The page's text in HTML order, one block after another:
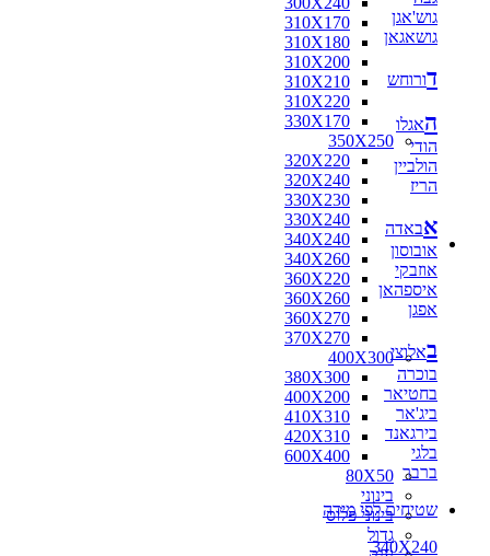
310X170
310X180
310X200
310X210
310X220
330X170
350X250
320X220
320X240
330X230
330X240
340X240
340X260
360X220
360X260
360X270
370X270
400X300
380X300
400X200
410X310
420X310
600X400
80X50
בינוני
בינוני פלוס
גדול
גוש'אגן
גושאגאן
דורוחש
האגלו
הודי
הולביין
הריז
אבאדה
אובוסון
אוזבקי
איספהאן
אפגן
באלוצי
בוכרה
בחטיאר
ביג'אר
בירגאנד
בלגי
ברבר
שטיחים לפי מידה
340X240